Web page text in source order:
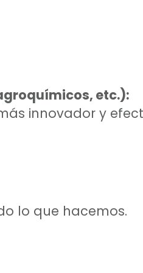
etc.):
innovador y
lo que hacemos.